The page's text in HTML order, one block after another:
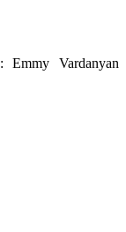
: Emmy Vardanyan